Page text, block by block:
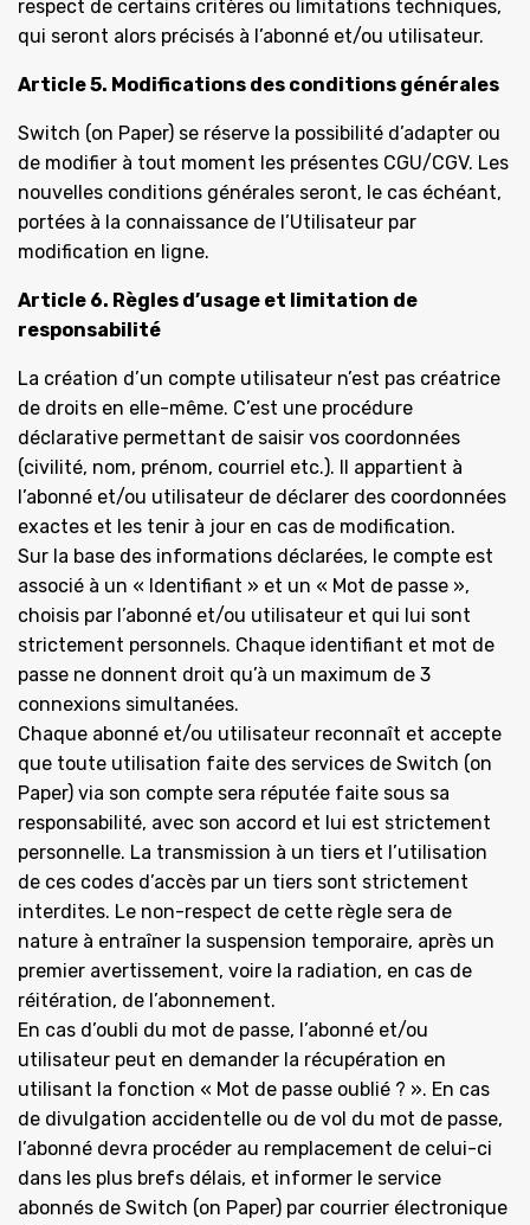
respect de certains critères ou limitations techniques,
qui seront alors précisés à l’abonné et/ou utilisateur.
Article 5. Modifications des conditions générales
Switch (on Paper) se réserve la possibilité d’adapter ou
de modifier à tout moment les présentes CGU/CGV. Les
nouvelles conditions générales seront, le cas échéant,
portées à la connaissance de l’Utilisateur par
modification en ligne.
Article 6. Règles d’usage et limitation de
responsabilité
La création d’un compte utilisateur n’est pas créatrice
de droits en elle-même. C’est une procédure
déclarative permettant de saisir vos coordonnées
(civilité, nom, prénom, courriel etc.). Il appartient à
l’abonné et/ou utilisateur de déclarer des coordonnées
exactes et les tenir à jour en cas de modification.
Sur la base des informations déclarées, le compte est
associé à un « Identifiant » et un « Mot de passe »,
choisis par l’abonné et/ou utilisateur et qui lui sont
strictement personnels. Chaque identifiant et mot de
passe ne donnent droit qu’à un maximum de 3
connexions simultanées.
Chaque abonné et/ou utilisateur reconnaît et accepte
que toute utilisation faite des services de Switch (on
Paper) via son compte sera réputée faite sous sa
responsabilité, avec son accord et lui est strictement
personnelle. La transmission à un tiers et l’utilisation
de ces codes d’accès par un tiers sont strictement
interdites. Le non-respect de cette règle sera de
nature à entraîner la suspension temporaire, après un
premier avertissement, voire la radiation, en cas de
réitération, de l’abonnement.
En cas d’oubli du mot de passe, l’abonné et/ou
utilisateur peut en demander la récupération en
utilisant la fonction « Mot de passe oublié ? ». En cas
de divulgation accidentelle ou de vol du mot de passe,
l’abonné devra procéder au remplacement de celui-ci
dans les plus brefs délais, et informer le service
abonnés de Switch (on Paper) par courrier électronique